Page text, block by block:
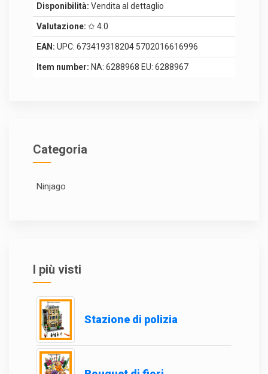
Disponibilità: Vendita al dettaglio
Valutazione: ✩ 4.0
EAN: UPC: 673419318204 5702016616996
Item number: NA: 6288968 EU: 6288967
Categoria
Ninjago
I più visti
Stazione di polizia